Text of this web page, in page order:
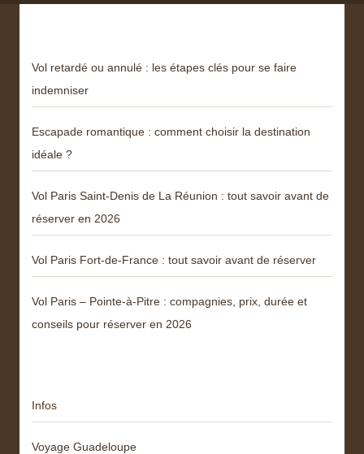
Vol retardé ou annulé : les étapes clés pour se faire
indemniser
Escapade romantique : comment choisir la destination
idéale ?
Vol Paris Saint-Denis de La Réunion : tout savoir avant de
réserver en 2026
Vol Paris Fort-de-France : tout savoir avant de réserver
Vol Paris – Pointe-à-Pitre : compagnies, prix, durée et
conseils pour réserver en 2026
Infos
Voyage Guadeloupe